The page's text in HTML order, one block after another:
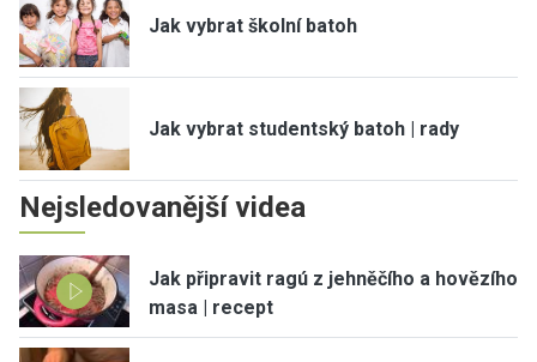
Jak vybrat školní batoh
Jak vybrat studentský batoh | rady
Nejsledovanější videa
Jak připravit ragú z jehněčího a hovězího
masa | recept